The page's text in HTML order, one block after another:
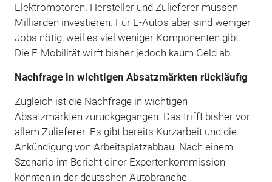
Elektromotoren. Hersteller und Zulieferer müssen
Milliarden investieren. Für E-Autos aber sind weniger
Jobs nötig, weil es viel weniger Komponenten gibt.
Die E-Mobilität wirft bisher jedoch kaum Geld ab.
Nachfrage in wichtigen Absatzmärkten rückläufig
Zugleich ist die Nachfrage in wichtigen
Absatzmärkten zurückgegangen. Das trifft bisher vor
allem Zulieferer. Es gibt bereits Kurzarbeit und die
Ankündigung von Arbeitsplatzabbau. Nach einem
Szenario im Bericht einer Expertenkommission
könnten in der deutschen Autobranche